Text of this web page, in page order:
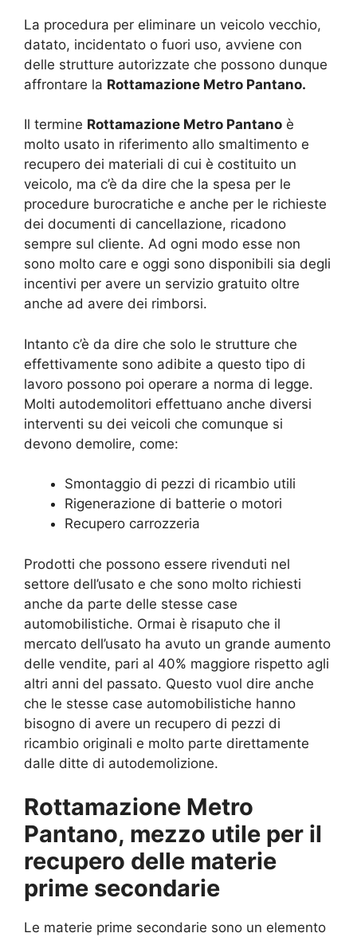
La procedura per eliminare un veicolo vecchio,
datato, incidentato o fuori uso, avviene con
delle strutture autorizzate che possono dunque
affrontare la Rottamazione Metro Pantano.
Il termine Rottamazione Metro Pantano è
molto usato in riferimento allo smaltimento e
recupero dei materiali di cui è costituito un
veicolo, ma c’è da dire che la spesa per le
procedure burocratiche e anche per le richieste
dei documenti di cancellazione, ricadono
sempre sul cliente. Ad ogni modo esse non
sono molto care e oggi sono disponibili sia degli
incentivi per avere un servizio gratuito oltre
anche ad avere dei rimborsi.
Intanto c’è da dire che solo le strutture che
effettivamente sono adibite a questo tipo di
lavoro possono poi operare a norma di legge.
Molti autodemolitori effettuano anche diversi
interventi su dei veicoli che comunque si
devono demolire, come:
Smontaggio di pezzi di ricambio utili
Rigenerazione di batterie o motori
Recupero carrozzeria
Prodotti che possono essere rivenduti nel
settore dell’usato e che sono molto richiesti
anche da parte delle stesse case
automobilistiche. Ormai è risaputo che il
mercato dell’usato ha avuto un grande aumento
delle vendite, pari al 40% maggiore rispetto agli
altri anni del passato. Questo vuol dire anche
che le stesse case automobilistiche hanno
bisogno di avere un recupero di pezzi di
ricambio originali e molto parte direttamente
dalle ditte di autodemolizione.
Rottamazione Metro
Pantano, mezzo utile per il
recupero delle materie
prime secondarie
Le materie prime secondarie sono un elemento